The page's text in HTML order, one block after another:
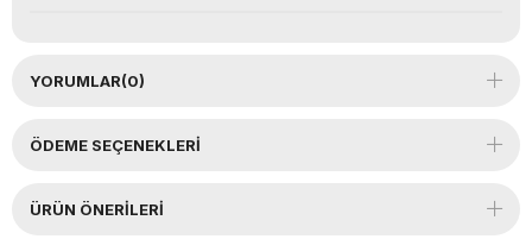
YORUMLAR(0)
ÖDEME SEÇENEKLERI
ÜRÜN ÖNERILERI